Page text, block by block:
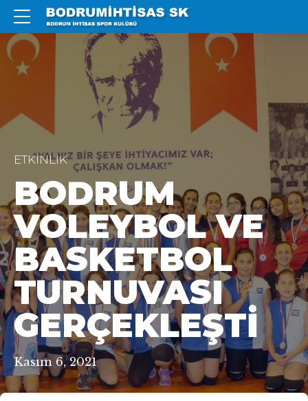
ETKINLIK
BODRUM
VOLEYBOL VE
BASKETBOL
TURNUVASI
GERÇEKLEŞTI
Kasım 6, 2021